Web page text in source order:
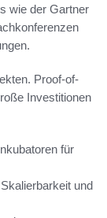
wie der Gartner
Proof-of-
Investitionen
für
und